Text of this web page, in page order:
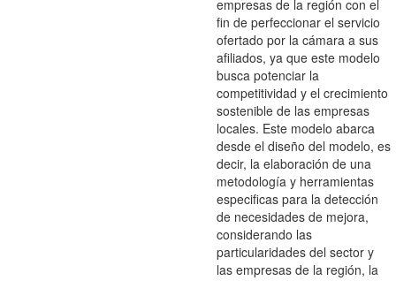
empresas de la región con el
fin de perfeccionar el servicio
ofertado por la cámara a sus
afiliados, ya que este modelo
busca potenciar la
competitividad y el crecimiento
sostenible de las empresas
locales. Este modelo abarca
desde el diseño del modelo, es
decir, la elaboración de una
metodología y herramientas
especificas para la detección
de necesidades de mejora,
considerando las
particularidades del sector y
las empresas de la región, la